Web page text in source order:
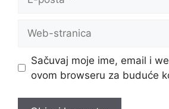
pošta
stranica
Sačuvaj moje ime, email i
ovom browseru za buduće